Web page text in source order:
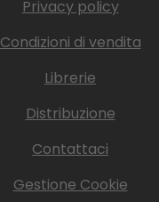
Privacy policy
Condizioni di vendita
Librerie
Distribuzione
Contattaci
Gestione Cookie